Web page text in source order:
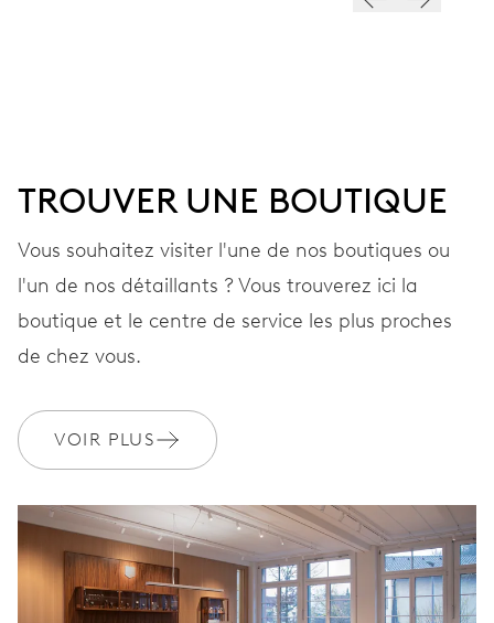
EXTRAS Écrin héritage et certificat
Rejoignez MyOris et bénéficiez gratuitement d'une extension de
garantie à 3 années
MYORIS
TROUVER UNE BOUTIQUE
Vous souhaitez visiter l'une de nos boutiques ou
l'un de nos détaillants ? Vous trouverez ici la
boutique et le centre de service les plus proches
de chez vous.
VOIR PLUS